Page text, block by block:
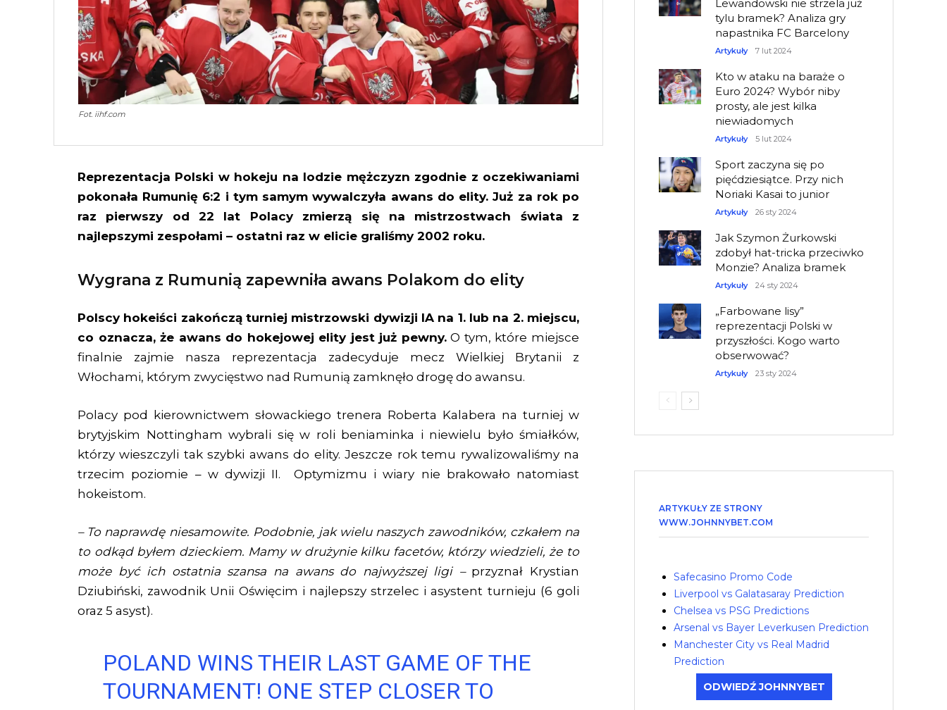
Fot. iihf.com
Reprezentacja Polski w hokeju na lodzie mężczyzn zgodnie z oczekiwaniami
pokonała Rumunię 6:2 i tym samym wywalczyła awans do elity. Już za rok po
raz pierwszy od 22 lat Polacy zmierzą się na mistrzostwach świata z
najlepszymi zespołami – ostatni raz w elicie graliśmy 2002 roku.
Wygrana z Rumunią zapewniła awans Polakom do elity
Polscy hokeiści zakończą turniej mistrzowski dywizji IA na 1. lub na 2. miejscu,
co oznacza, że awans do hokejowej elity jest już pewny.O tym, które miejsce
finalnie zajmie nasza reprezentacja zadecyduje mecz Wielkiej Brytanii z
Włochami, którym zwycięstwo nad Rumunią zamknęło drogę do awansu.
Polacy pod kierownictwem słowackiego trenera Roberta Kalabera na turniej w
brytyjskim Nottingham wybrali się w roli beniaminka i niewielu było śmiałków,
którzy wieszczyli tak szybki awans do elity. Jeszcze rok temu rywalizowaliśmy na
trzecim poziomie – w dywizji II. Optymizmu i wiary nie brakowało natomiast
hokeistom.
– To naprawdę niesamowite. Podobnie, jak wielu naszych zawodników, czkałem na
to odkąd byłem dzieckiem. Mamy w drużynie kilku facetów, którzy wiedzieli, że to
może być ich ostatnia szansa na awans do najwyższej ligi –przyznał Krystian
Dziubiński, zawodnik Unii Oświęcim i najlepszy strzelec i asystent turnieju (6 goli
oraz 5 asyst).
POLAND WINS THEIR LAST GAME OF THE
TOURNAMENT! ONE STEP CLOSER TO
Lewandowski nie strzela już
tylu bramek? Analiza gry
napastnika FC Barcelony
Artykuły 7 lut 2024
Kto w ataku na baraże o
Euro 2024? Wybór niby
prosty, ale jest kilka
niewiadomych
Artykuły 5 lut 2024
Sport zaczyna się po
pięćdziesiątce. Przy nich
Noriaki Kasai to junior
Artykuły 26 sty 2024
Jak Szymon Żurkowski
zdobył hat-tricka przeciwko
Monzie? Analiza bramek
Artykuły 24 sty 2024
„Farbowane lisy”
reprezentacji Polski w
przyszłości. Kogo warto
obserwować?
Artykuły 23 sty 2024
ARTYKUŁY ZE STRONY
WWW.JOHNNYBET.COM
Safecasino Promo Code
Liverpool vs Galatasaray Prediction
Chelsea vs PSG Predictions
Arsenal vs Bayer Leverkusen Prediction
Manchester City vs Real Madrid
Prediction
ODWIEDŹ JOHNNYBET